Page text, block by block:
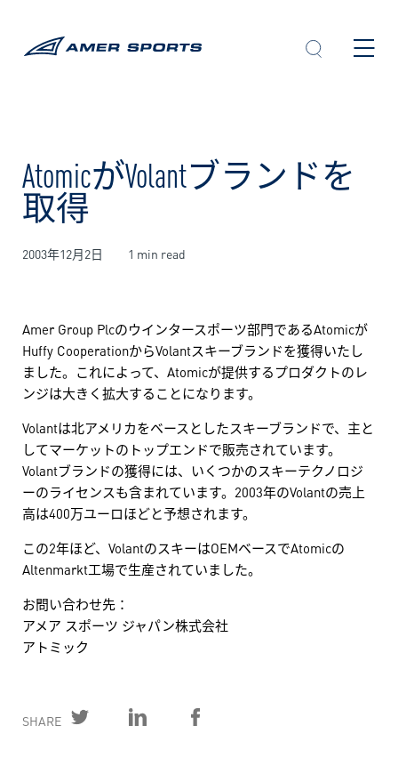
AtomicがVolantブランドを
取得
2003年12月2日 1 min read
Amer Group Plcのウインタースポーツ部門であるAtomicが
Huffy CooperationからVolantスキーブランドを獲得いたし
ました。これによって、Atomicが提供するプロダクトのレ
ンジは大きく拡大することになります。
Volantは北アメリカをベースとしたスキーブランドで、主と
してマーケットのトップエンドで販売されています。
Volantブランドの獲得には、いくつかのスキーテクノロジ
ーのライセンスも含まれています。2003年のVolantの売上
高は400万ユーロほどと予想されます。
この2年ほど、VolantのスキーはOEMベースでAtomicの
Altenmarkt工場で生産されていました。
お問い合わせ先：
アメア スポーツ ジャパン株式会社
アトミック
SHARE